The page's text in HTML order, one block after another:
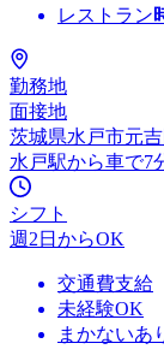
レストラン
勤務地
面接地
茨城県水戸市元
水戸駅から車で7
シフト
週2日からOK
交通費支給
未経験OK
まかないあ